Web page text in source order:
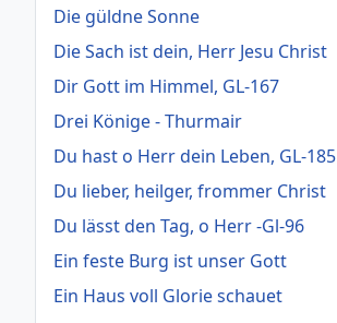
Die güldne Sonne
Die Sach ist dein, Herr Jesu Christ
Dir Gott im Himmel, GL-167
Drei Könige - Thurmair
Du hast o Herr dein Leben, GL-185
Du lieber, heilger, frommer Christ
Du lässt den Tag, o Herr -Gl-96
Ein feste Burg ist unser Gott
Ein Haus voll Glorie schauet